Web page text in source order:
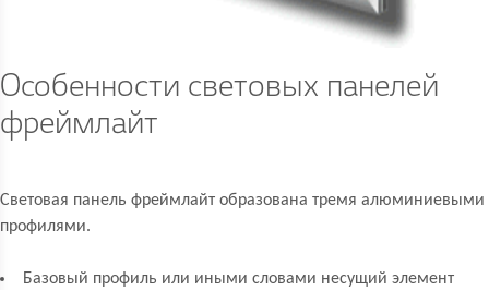
Особенности световых панелей
фреймлайт
Световая панель фреймлайт образована тремя алюминиевыми
профилями.
Базовый профиль или иными словами несущий элемент